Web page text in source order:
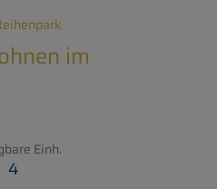
im
Einh.
4